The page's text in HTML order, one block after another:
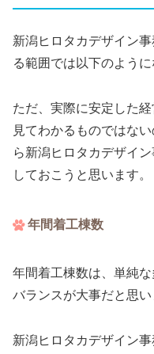
新潟ヒロタカデザイン
る範囲では以下のように
ただ、実際に安定した
見てわかるものではな
ら新潟ヒロタカデザイ
しておこうと思います。
年間着工棟数
年間着工棟数は、単純
バランスが大事だと思い
新潟ヒロタカデザイン